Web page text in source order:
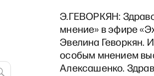
Э.ГЕВОРКЯН:
мнение» в эфире
Эвелина Геворкян.
особым мнением
Алексашенко.